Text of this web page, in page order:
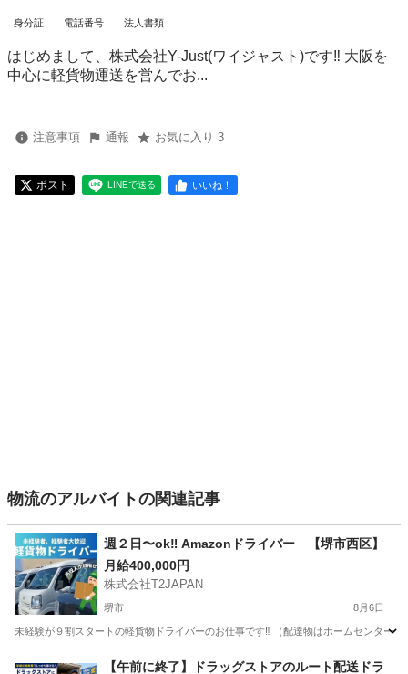
身分証 電話番号 法人書類
はじめまして、株式会社Y-Just(ワイジャスト)です‼︎ 大阪を
中心に軽貨物運送を営んでお...
注意事項 通報 お気に入り 3
ポスト LINEで送る いいね！
物流のアルバイトの関連記事
週２日〜ok‼️ Amazonドライバー 【堺市西区】
月給400,000円
株式会社T2JAPAN
堺市 8月6日
未経験が９割スタートの軽貨物ドライバーのお仕事です‼︎ （配達物はホームセンター
ドライバー スタッフ
【午前に終了】ドラッグストアのルート配送ドラ